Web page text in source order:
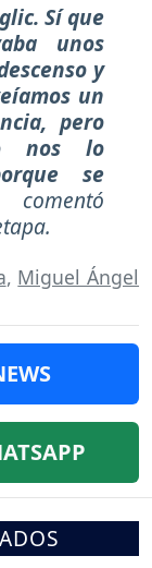
Sí que
unos
y
un
pero
nos lo
se
, Miguel Ángel